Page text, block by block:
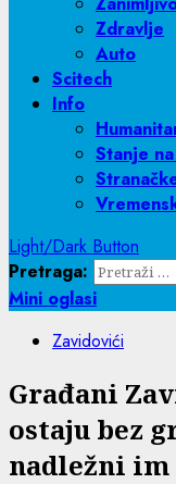
Zdravlje
Auto
Scitech
Info
Stanje
Light/Dark Button
Pretraga:
Mini oglasi
Zavidovići
Građani
ostaju bez
nadležni im